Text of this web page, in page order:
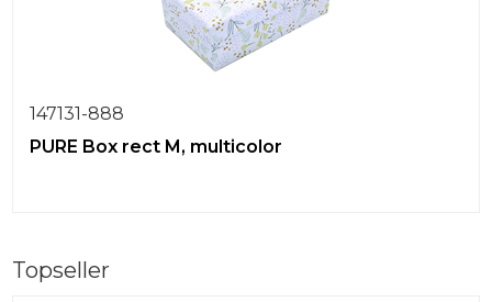
147131-888
PURE Box rect M, multicolor
Topseller